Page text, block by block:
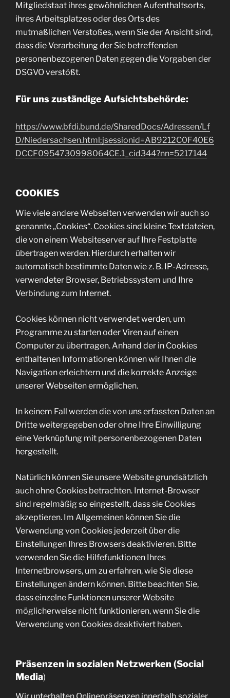
Mitgliedstaat ihres gewöhnlichen Aufenthaltsorts,
ihres Arbeitsplatzes oder des Orts des
mutmaßlichen Verstoßes, wenn Sie der Ansicht sind,
dass die Verarbeitung der Sie betreffenden
personenbezogenen Daten gegen die Vorgaben der
DSGVO verstößt.
Für uns zuständige Aufsichtsbehörde:
https://www.bfdi.bund.de/SharedDocs/Adressen/Lf
D/Niedersachsen.html;jsessionid=AB9212C0F40E6
DCCF0954730998064CE.1_cid344?nn=5217144
COOKIES
Wie viele andere Webseiten verwenden wir auch so
genannte „Cookies“. Cookies sind kleine Textdateien,
die von einem Websiteserver auf Ihre Festplatte
übertragen werden. Hierdurch erhalten wir
automatisch bestimmte Daten wie z. B. IP-Adresse,
verwendeter Browser, Betriebssystem und Ihre
Verbindung zum Internet.
Cookies können nicht verwendet werden, um
Programme zu starten oder Viren auf einen
Computer zu übertragen. Anhand der in Cookies
enthaltenen Informationen können wir Ihnen die
Navigation erleichtern und die korrekte Anzeige
unserer Webseiten ermöglichen.
In keinem Fall werden die von uns erfassten Daten an
Dritte weitergegeben oder ohne Ihre Einwilligung
eine Verknüpfung mit personenbezogenen Daten
hergestellt.
Natürlich können Sie unsere Website grundsätzlich
auch ohne Cookies betrachten. Internet-Browser
sind regelmäßig so eingestellt, dass sie Cookies
akzeptieren. Im Allgemeinen können Sie die
Verwendung von Cookies jederzeit über die
Einstellungen Ihres Browsers deaktivieren. Bitte
verwenden Sie die Hilfefunktionen Ihres
Internetbrowsers, um zu erfahren, wie Sie diese
Einstellungen ändern können. Bitte beachten Sie,
dass einzelne Funktionen unserer Website
möglicherweise nicht funktionieren, wenn Sie die
Verwendung von Cookies deaktiviert haben.
Präsenzen in sozialen Netzwerken (Social
Media)